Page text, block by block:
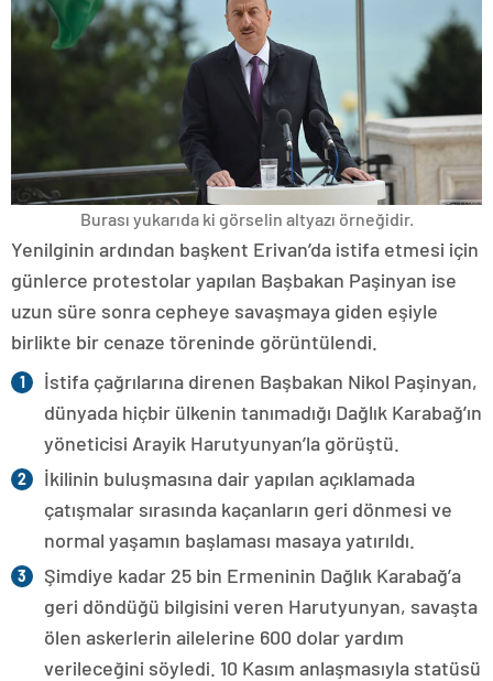
Burası yukarıda ki görselin altyazı örneğidir.
Yenilginin ardından başkent Erivan’da istifa etmesi için
günlerce protestolar yapılan Başbakan Paşinyan ise
uzun süre sonra cepheye savaşmaya giden eşiyle
birlikte bir cenaze töreninde görüntülendi.
İstifa çağrılarına direnen Başbakan Nikol Paşinyan,
dünyada hiçbir ülkenin tanımadığı Dağlık Karabağ’ın
yöneticisi Arayik Harutyunyan’la görüştü.
İkilinin buluşmasına dair yapılan açıklamada
çatışmalar sırasında kaçanların geri dönmesi ve
normal yaşamın başlaması masaya yatırıldı.
Şimdiye kadar 25 bin Ermeninin Dağlık Karabağ’a
geri döndüğü bilgisini veren Harutyunyan, savaşta
ölen askerlerin ailelerine 600 dolar yardım
verileceğini söyledi. 10 Kasım anlaşmasıyla statüsü